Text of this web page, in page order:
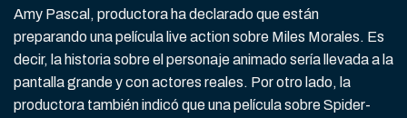
Amy Pascal, productora ha declarado que están
preparando una película live action sobre Miles Morales. Es
decir, la historia sobre el personaje animado sería llevada a la
pantalla grande y con actores reales. Por otro lado, la
productora también indicó que una película sobre Spider-